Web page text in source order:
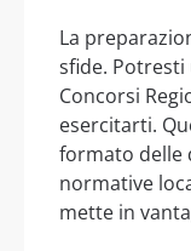
La
sfide. Potresti
Concorsi
esercitarti.
formato delle
normative
mette in